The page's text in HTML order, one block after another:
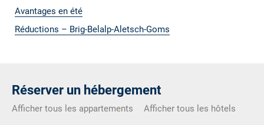
Avantages en été
Réductions – Brig-Belalp-Aletsch-Goms
Réserver un hébergement
Afficher tous les appartements Afficher tous les hôtels